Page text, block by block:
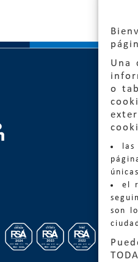
Una
o
las
el
son